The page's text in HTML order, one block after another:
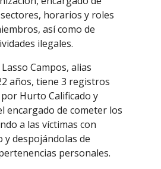
horarios y roles
así como de
ilegales.
Campos, alias
años, tiene 3 registros
Hurto Calificado y
encargado de cometer los
a las víctimas con
y despojándolas de
personales.